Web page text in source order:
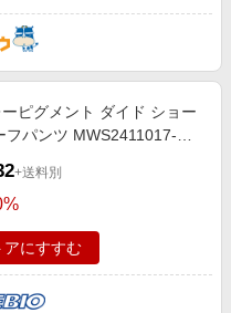
ピグメント ダイド ショー
フパンツ MWS2411017-
+送料別
アにすすむ